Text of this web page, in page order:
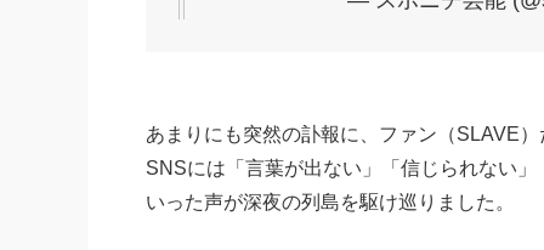
あまりにも突然の訃報に、ファン（SLAVE
SNSには「言葉が出ない」「信じられない
いった声が深夜の列島を駆け巡りました。